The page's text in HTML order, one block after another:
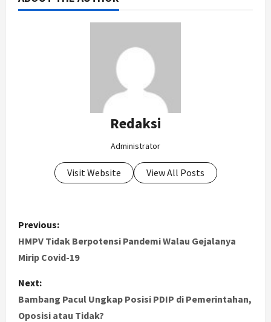
Redaksi
Administrator
Visit Website View All Posts
P
o
t
Previous:
HMPV Tidak Berpotensi Pandemi Walau Gejalanya
Mirip Covid-19
Next:
Bambang Pacul Ungkap Posisi PDIP di Pemerintahan,
Oposisi atau Tidak?